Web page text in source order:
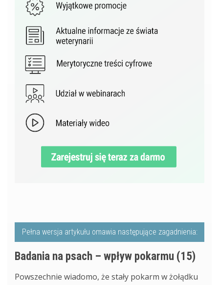
Pełna wersja artykułu omawia następujące zagadnienia:
Badania na psach – wpływ pokarmu (15)
Powszechnie wiadomo, że stały pokarm w żołądku